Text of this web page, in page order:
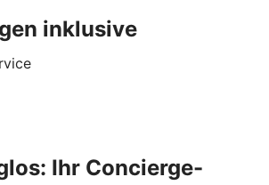
inklusive
Ihr Concierge-